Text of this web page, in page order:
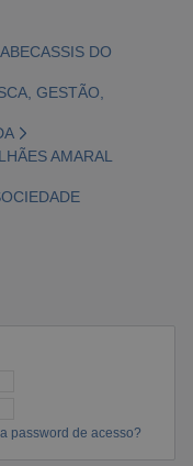
DO
GESTÃO,
AMARAL
password de acesso?